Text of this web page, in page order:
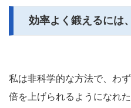
効率よく鍛えるには
私は非科学的な方法で、わ
倍を上げられるようになれた